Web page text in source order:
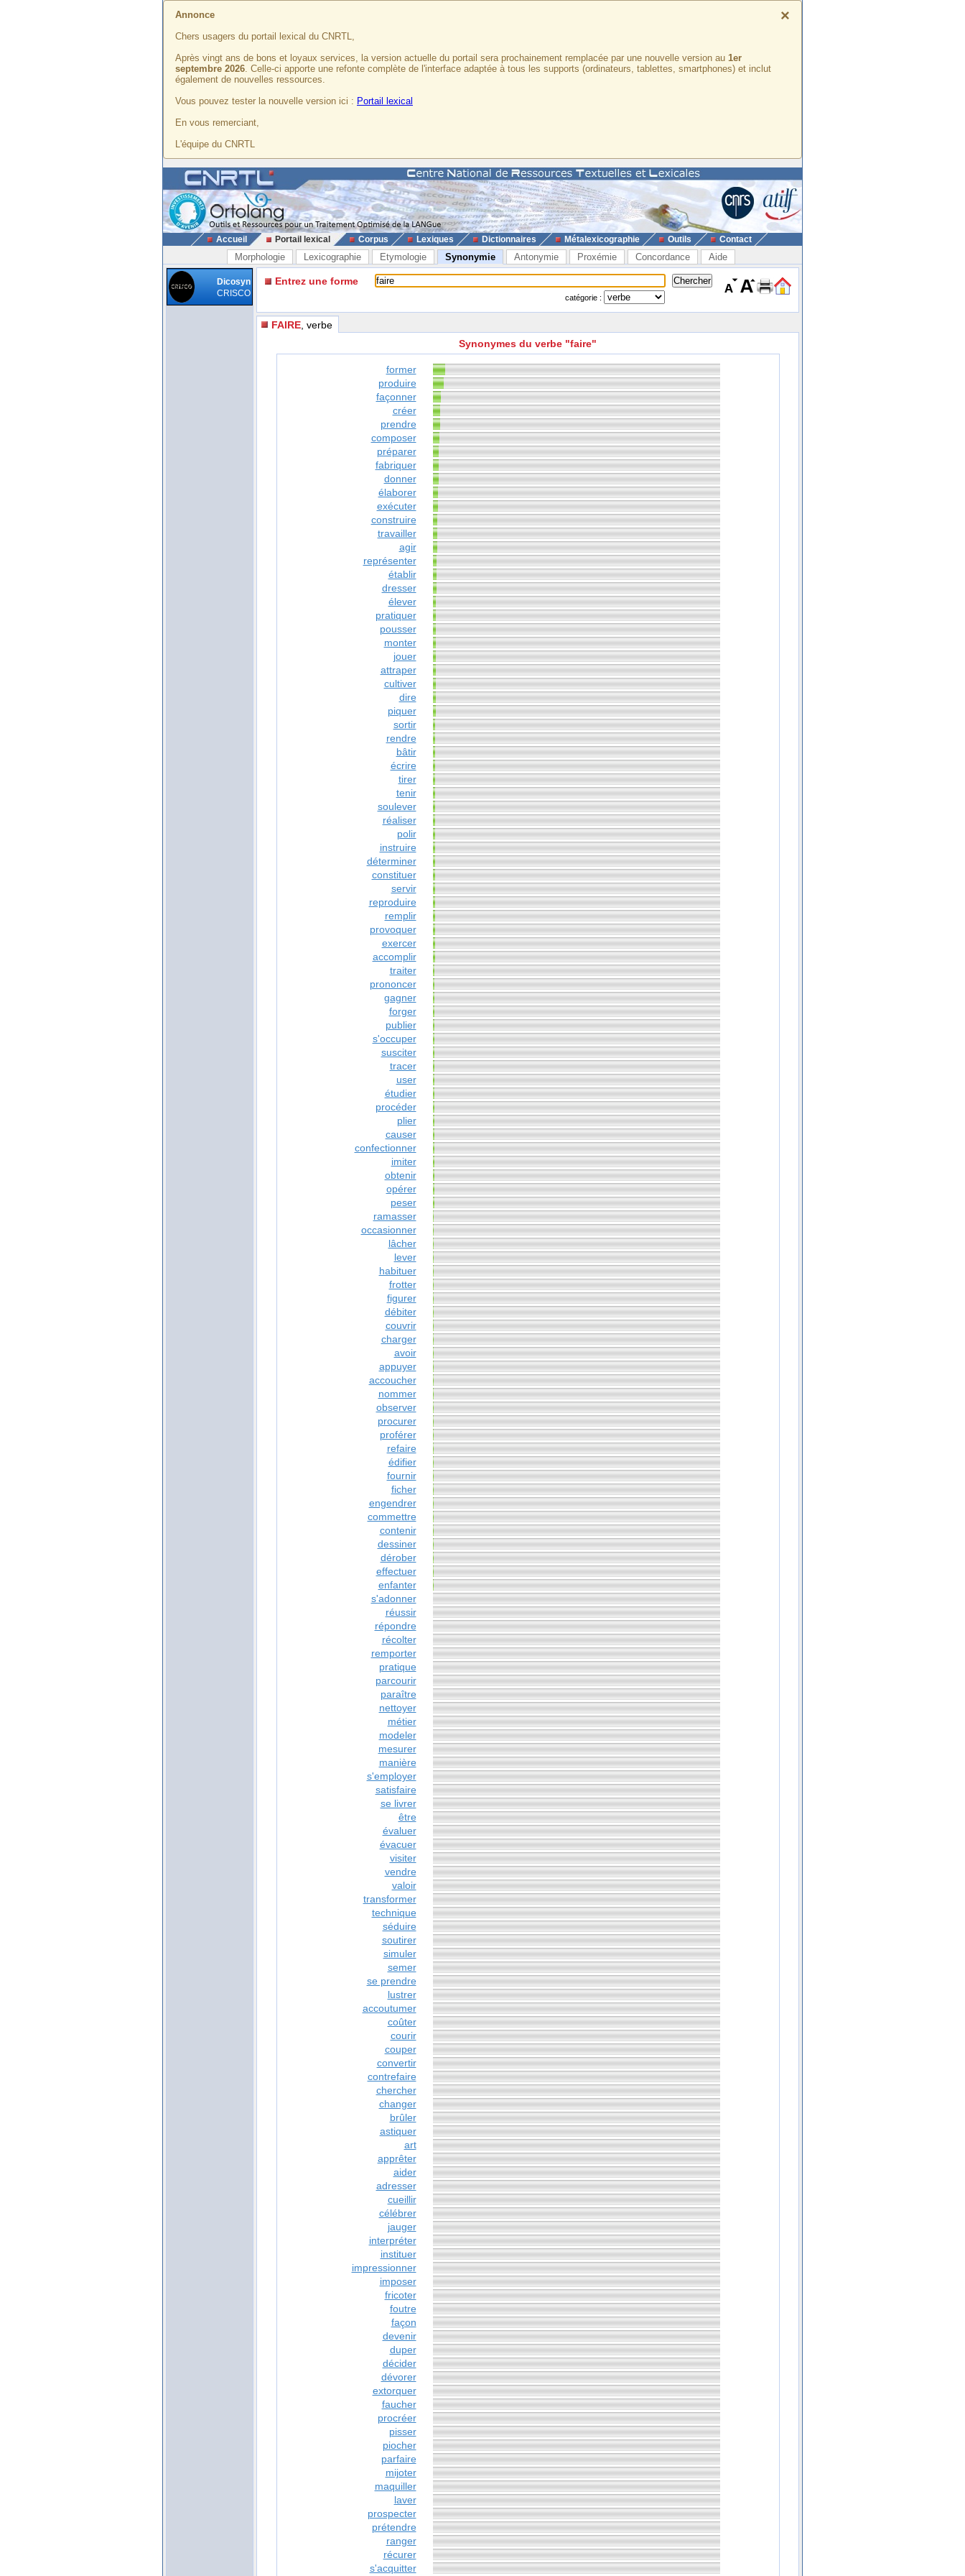
×
Annonce
Chers usagers du portail lexical du CNRTL,
Après vingt ans de bons et loyaux services, la version actuelle du portail sera prochainement remplacée par une nouvelle version au 1er
septembre 2026. Celle-ci apporte une refonte complète de l'interface adaptée à tous les supports (ordinateurs, tablettes, smartphones) et inclut
également de nouvelles ressources.
Vous pouvez tester la nouvelle version ici : Portail lexical
En vous remerciant,
L'équipe du CNRTL
Accueil Portail lexical Corpus Lexiques Dictionnaires Métalexicographie Outils Contact
Morphologie Lexicographie Etymologie Synonymie Antonymie Proxémie Concordance Aide
Dicosyn
CRISCO
Entrez une forme
catégorie :
FAIRE , verbe
Synonymes du verbe "faire"
former
produire
façonner
créer
prendre
composer
préparer
fabriquer
donner
élaborer
exécuter
construire
travailler
agir
représenter
établir
dresser
élever
pratiquer
pousser
monter
jouer
attraper
cultiver
dire
piquer
sortir
rendre
bâtir
écrire
tirer
tenir
soulever
réaliser
polir
instruire
déterminer
constituer
servir
reproduire
remplir
provoquer
exercer
accomplir
traiter
prononcer
gagner
forger
publier
s'occuper
susciter
tracer
user
étudier
procéder
plier
causer
confectionner
imiter
obtenir
opérer
peser
ramasser
occasionner
lâcher
lever
habituer
frotter
figurer
débiter
couvrir
charger
avoir
appuyer
accoucher
nommer
observer
procurer
proférer
refaire
édifier
fournir
ficher
engendrer
commettre
contenir
dessiner
dérober
effectuer
enfanter
s'adonner
réussir
répondre
récolter
remporter
pratique
parcourir
paraître
nettoyer
métier
modeler
mesurer
manière
s'employer
satisfaire
se livrer
être
évaluer
évacuer
visiter
vendre
valoir
transformer
technique
séduire
soutirer
simuler
semer
se prendre
lustrer
accoutumer
coûter
courir
couper
convertir
contrefaire
chercher
changer
brûler
astiquer
art
apprêter
aider
adresser
cueillir
célébrer
jauger
interpréter
instituer
impressionner
imposer
fricoter
foutre
façon
devenir
duper
décider
dévorer
extorquer
faucher
procréer
pisser
piocher
parfaire
mijoter
maquiller
laver
prospecter
prétendre
ranger
récurer
s'acquitter